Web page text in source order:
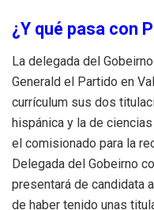
¿Y qué pasa con
La delegada del
Generald el Partido en
currículum sus dos
hispánica y la de
el comisionado para la
Delegada del Gobeirno
presentará de candidata
de haber tenido unas